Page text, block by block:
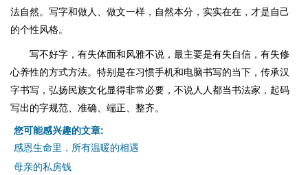
法自然。写字和做人、做文一样，自然本分，实实在在，才是自己
的个性风格。
写不好字，有失体面和风雅不说，最主要是有失自信，有失修
心养性的方式方法。特别是在习惯手机和电脑书写的当下，传承汉
字书写，弘扬民族文化显得非常必要，不说人人都当书法家，起码
写出的字规范、准确、端正、整齐。
您可能感兴趣的文章:
感恩生命里，所有温暖的相遇
母亲的私房钱